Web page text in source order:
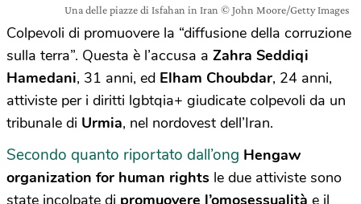
Una delle piazze di Isfahan in Iran © John Moore/Getty Images
Colpevoli di promuovere la “diffusione della corruzione
sulla terra”. Questa è l’accusa a Zahra Seddiqi
Hamedani, 31 anni, ed Elham Choubdar, 24 anni,
attiviste per i diritti lgbtqia+ giudicate colpevoli da un
tribunale di Urmia, nel nordovest dell’Iran.
Secondo quanto riportato dall’ong Hengaw
organization for human rights le due attiviste sono
state incolpate di promuovere l’omosessualità e il